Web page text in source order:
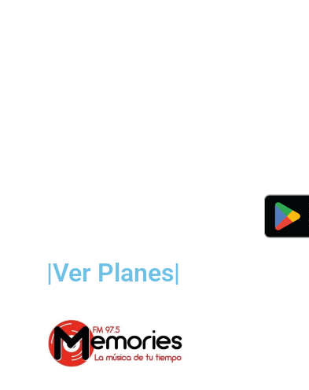
|Ver Planes|